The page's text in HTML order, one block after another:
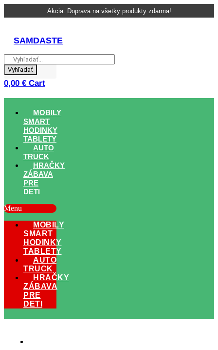
to
Akcia: Doprava na všetky produkty zdarma!
SAMDASTE
Vyhľadať
0,00 € Cart
MOBILY
SMART
HODINKY
TABLETY
AUTO
TRUCK
HRAČKY
ZÁBAVA
PRE
DETI
Menu
MOBILY
SMART
HODINKY
TABLETY
AUTO
TRUCK
HRAČKY
ZÁBAVA
PRE
DETI